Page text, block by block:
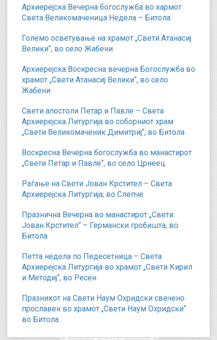
Архиерејска Вечерна богослужба во хармот
Света Великомаченица Недела – Битола
Големо осветување на храмот „Свети Атанасиј
Велики“, во село Жабени
Архиерејска Воскресна вечерна Богослужба во
храмот „Свети Атанасиј Велики“, во село
Жабени
Свети апостоли Петар и Павле – Света
Архиерејска Литургија во соборниот храм
„Свети Великомаченик Димитриј“, во Битола
Воскресна Вечерна богослужба во манастирот
„Свети Петар и Павле“, во село Црнеец
Раѓање на Свети Јован Крстител – Света
Архиерејска Литургија, во Слепче
Празнична Вечерна во манастирот „Свети
Јован Крстител“ – Германски гробишта, во
Битола
Петта недела по Педесетница – Света
Архиерејска Литургија во храмот „Свети Кирил
и Методиј“, во Ресен
Празникот на Свети Наум Охридски свечено
прославен во храмот „Свети Наум Охридски“
во Битола